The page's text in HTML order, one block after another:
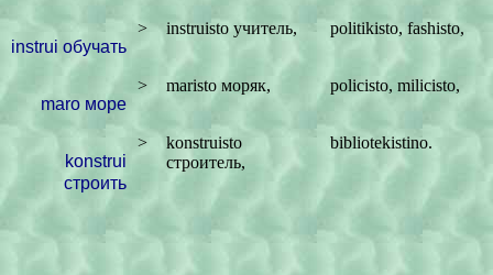
instruiобучать
> instruisto учитель, politikisto, fashisto,
maro море
> maristo моряк, policisto, milicisto,
konstrui
строить
>
konstruisto
строитель,
bibliotekistino.